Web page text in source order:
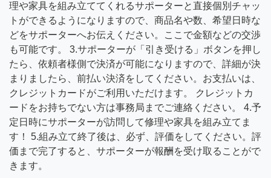
理や家具を組み立ててくれるサポーターと直接個別チャッ
トができるようになりますので、商品名や数、希望日時な
どをサポーターへお伝えください。ここで金額などの交渉
も可能です。 3.サポーターが「引き受ける」ボタンを押し
たら、依頼者様側で決済が可能になりますので、詳細が決
まりましたら、前払い決済をしてください。お支払いは、
クレジットカードがご利用いただけます。 クレジットカ
ードをお持ちでない方は事務局までご連絡ください。 4.予
定日時にサポーターが訪問して修理や家具を組み立てま
す！ 5.組み立て終了後は、必ず、評価をしてください。評
価まで完了すると、サポーターが報酬を受け取ることがで
きます。